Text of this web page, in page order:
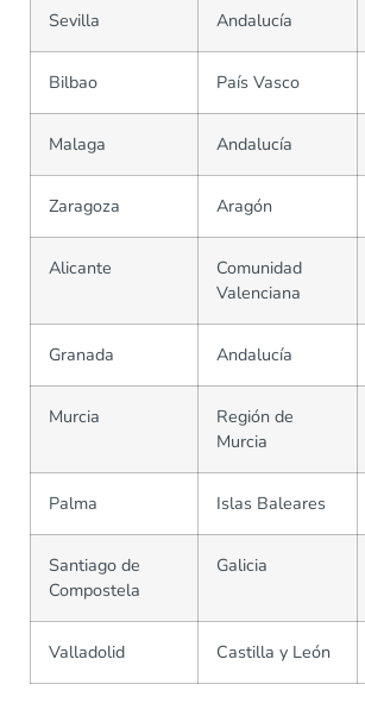
Sevilla Andalucía
Bilbao País Vasco
Malaga Andalucía
Zaragoza Aragón
Alicante
Comunidad
Valenciana
Granada Andalucía
Murcia
Región de
Murcia
Palma Islas Baleares
Santiago de
Compostela
Galicia
Valladolid Castilla y León